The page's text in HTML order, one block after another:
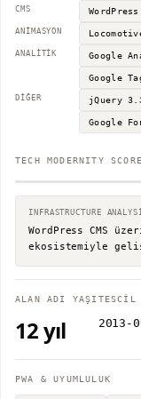
CMS WordPress
ANIMASYON
ANALITIK Google
Google
DIĞER jQuery
Google
TECH MODERNITY SCORE
INFRASTRUCTURE
WordPress CMS
ekosistemiyle
ALAN ADI YAŞI
12yıl
TESCİL
2013-
PWA & UYUMLULUK